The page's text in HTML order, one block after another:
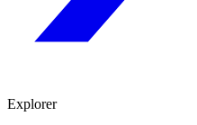
Explorer